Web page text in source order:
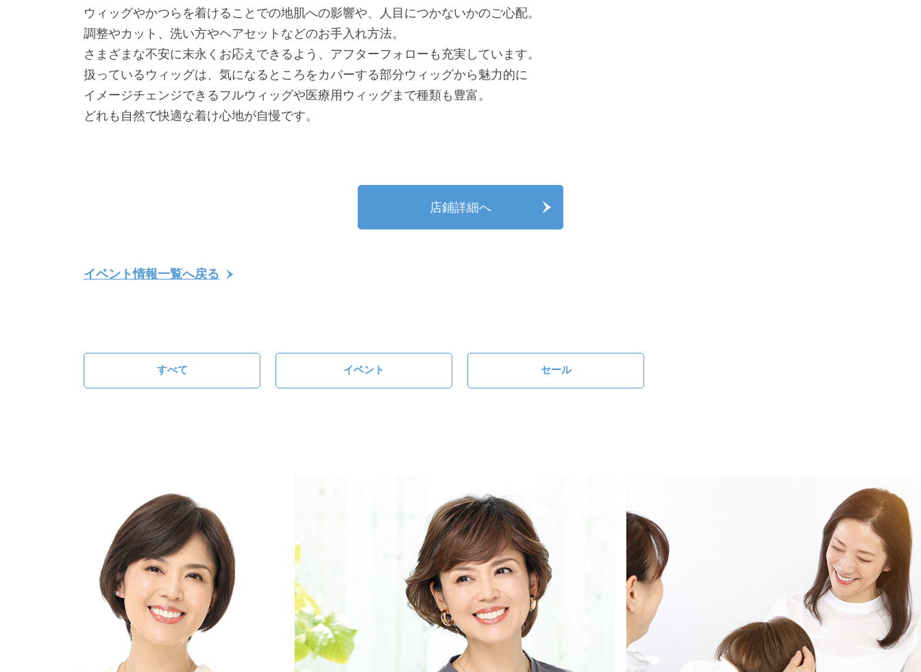
ウィッグやかつらを着けることでの地肌への影響や、人目につかないかのご心配。
調整やカット、洗い方やヘアセットなどのお手入れ方法。
さまざまな不安に末永くお応えできるよう、アフターフォローも充実しています。
扱っているウィッグは、気になるところをカバーする部分ウィッグから魅力的に
イメージチェンジできるフルウィッグや医療用ウィッグまで種類も豊富。
どれも自然で快適な着け心地が自慢です。
店鋪詳細へ
イベント情報一覧へ戻る
すべて イベント セール